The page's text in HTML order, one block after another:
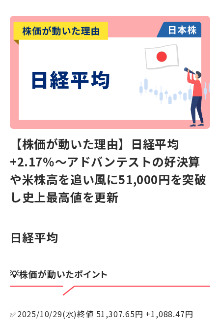
【株価が動いた理由】日経平均
+2.17％～アドバンテストの好決算
や米株高を追い風に51,000円を突破
し史上最高値を更新
日経平均
💡株価が動いたポイント
✅2025/10/29(水)終値 51,307.65円 +1,088.47円